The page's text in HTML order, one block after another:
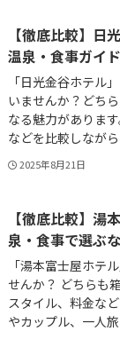
【徹底比較】日
温泉・食事ガイド
「日光金谷ホテル
いませんか？どち
なる魅力がありま
などを比較しなが
2025年8月21日
【徹底比較】湯
泉・食事で選ぶ
「湯本富士屋ホテ
せんか？ どちらも
スタイル、料金な
やカップル、一人